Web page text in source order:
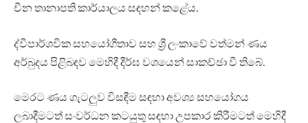
චීන තානාපති කාර්යාලය සඳහන් කළේය.
ද්වීපාර්ශවික සහයෝගීතාව සහ ශ්‍රී ලංකාවේ වත්මන් ණය
අර්බුදය පිළිබඳව මෙහිදී දීර්ඝ වශයෙන් සාකච්ඡා වී තිබේ.
මෙරට ණය ගැටලුව විසඳීම සඳහා අවශ්‍ය සහයෝගය
ලබාදීමටත් සංවර්ධන කටයුතු සඳහා උපකාර කිරීමටත් මෙහිදී